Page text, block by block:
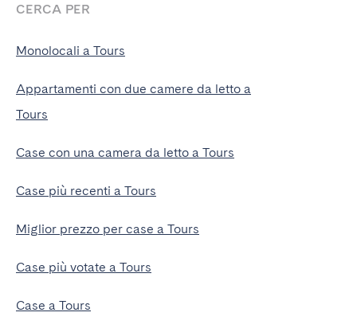
CERCA PER
Monolocali a Tours
Appartamenti con due camere da letto a
Tours
Case con una camera da letto a Tours
Case più recenti a Tours
Miglior prezzo per case a Tours
Case più votate a Tours
Case a Tours